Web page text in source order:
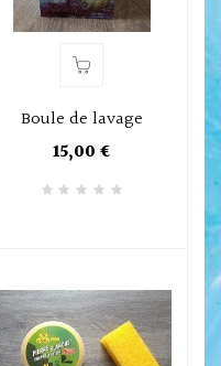
Boule de lavage
15,00 €